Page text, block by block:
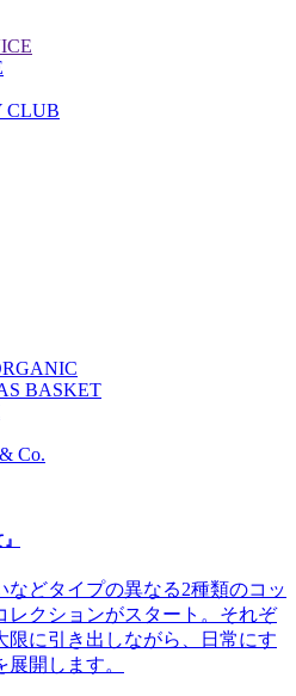
CLUB
BASKET
Co.
などタイプの異なる2種類のコッ
レクションがスタート。それぞ
限に引き出しながら、日常にす
開します。